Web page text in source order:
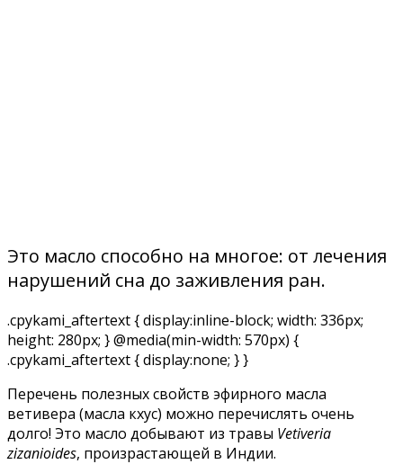
Это масло способно на многое: от лечения
нарушений сна до заживления ран.
.cpykami_aftertext { display:inline-block; width: 336px;
height: 280px; } @media(min-width: 570px) {
.cpykami_aftertext { display:none; } }
Перечень полезных свойств эфирного масла
ветивера (масла кхус) можно перечислять очень
долго! Это масло добывают из травы Vetiveria
zizanioides, произрастающей в Индии.